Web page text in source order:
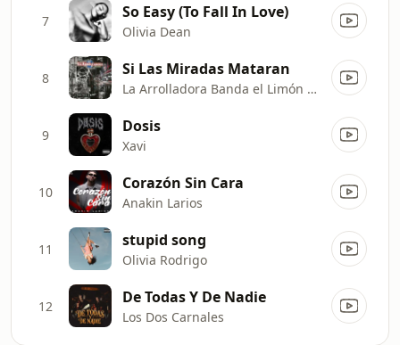
7 So Easy (To Fall In Love)
Olivia Dean
8 Si Las Miradas Mataran
La Arrolladora Banda el Limón de René Camacho
9 Dosis
Xavi
10 Corazón Sin Cara
Anakin Larios
11 stupid song
Olivia Rodrigo
12 De Todas Y De Nadie
Los Dos Carnales